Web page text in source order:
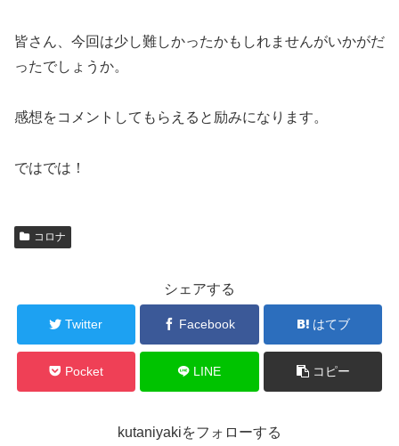
皆さん、今回は少し難しかったかもしれませんがいかがだ
ったでしょうか。
感想をコメントしてもらえると励みになります。
ではでは！
コロナ
シェアする
Twitter Facebook はてブ
Pocket LINE コピー
kutaniyakiをフォローする